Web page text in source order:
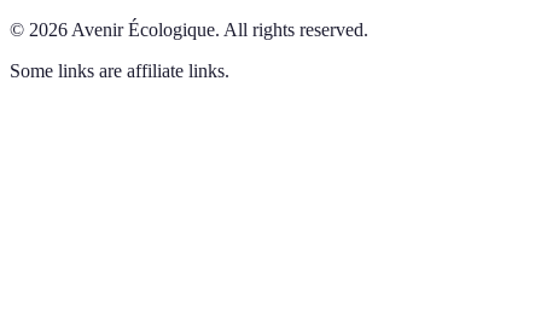
© 2026 Avenir Écologique. All rights reserved.
Some links are affiliate links.